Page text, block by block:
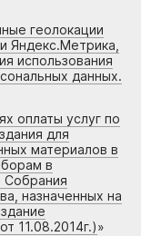
геолокации
Яндекс.Метрика,
использования
данных.
оплаты услуг по
для
материалов в
в
Собрания
назначенных на
11.08.2014г.)»